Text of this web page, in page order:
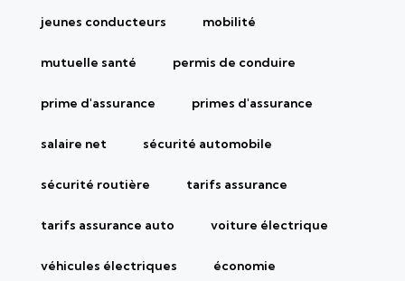
jeunes conducteurs mobilité
mutuelle santé permis de conduire
prime d'assurance primes d'assurance
salaire net sécurité automobile
sécurité routière tarifs assurance
tarifs assurance auto voiture électrique
véhicules électriques économie